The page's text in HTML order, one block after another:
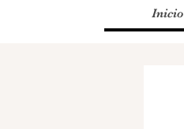
Inicio